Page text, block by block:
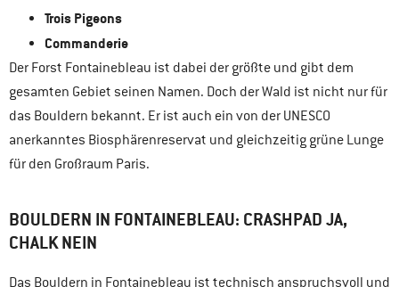
Trois Pigeons
Commanderie
Der Forst Fontainebleau ist dabei der größte und gibt dem
gesamten Gebiet seinen Namen. Doch der Wald ist nicht nur für
das Bouldern bekannt. Er ist auch ein von der UNESCO
anerkanntes Biosphärenreservat und gleichzeitig grüne Lunge
für den Großraum Paris.
BOULDERN IN FONTAINEBLEAU: CRASHPAD JA,
CHALK NEIN
Das Bouldern in Fontainebleau ist technisch anspruchsvoll und